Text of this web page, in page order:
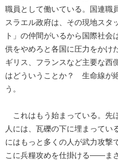
職員として働いている。国連職
スラエル政府は、その現地スタ
ト」の仲間がいるから国際社会
供をやめろと各国に圧力をかけ
ギリス、フランスなど主要な西
はどういうことか？ 生命線が
う。
これはもう始まっている。先
人には、瓦礫の下に埋まってい
にはもっと多くの人が武力攻撃
こに兵糧攻めを仕掛ける――ま